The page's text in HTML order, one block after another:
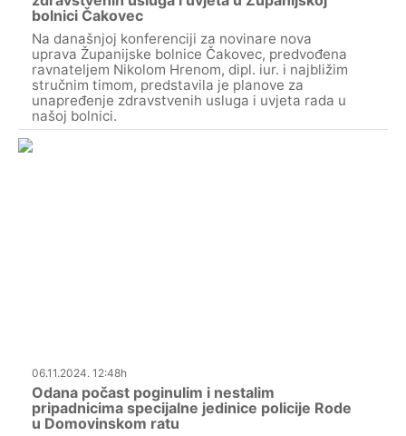
bolnici Čakovec
Na današnjoj konferenciji za novinare nova
uprava Županijske bolnice Čakovec, predvođena
ravnateljem Nikolom Hrenom, dipl. iur. i najbližim
stručnim timom, predstavila je planove za
unapređenje zdravstvenih usluga i uvjeta rada u
našoj bolnici.
06.11.2024. 12:48h
Odana počast poginulim i nestalim
pripadnicima specijalne jedinice policije Rode
u Domovinskom ratu